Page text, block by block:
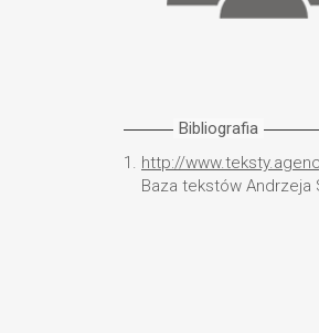
Bibliografia
1. http://
Baza tekstów Andrzeja